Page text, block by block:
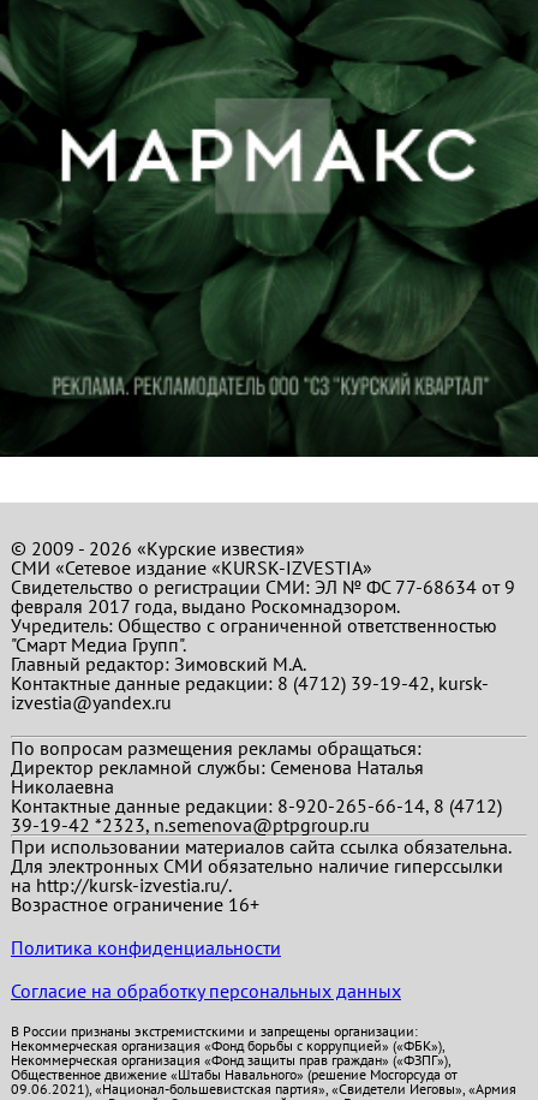
© 2009 - 2026 «Курские известия»
СМИ «Сетевое издание «KURSK-IZVESTIA»
Свидетельство о регистрации СМИ: ЭЛ № ФС 77-68634 от 9
февраля 2017 года, выдано Роскомнадзором.
Учредитель: Общество с ограниченной ответственностью
"Смарт Медиа Групп".
Главный редактор:Зимовский М.А.
Контактные данные редакции: 8 (4712) 39-19-42, kursk-
izvestia@yandex.ru
По вопросам размещения рекламы обращаться:
Директор рекламной службы: Семенова Наталья
Николаевна
Контактные данные редакции: 8-920-265-66-14, 8 (4712)
39-19-42 *2323, n.semenova@ptpgroup.ru
При использовании материалов сайта ссылка обязательна.
Для электронных СМИ обязательно наличие гиперссылки
на http://kursk-izvestia.ru/.
Возрастное ограничение 16+
Политика конфиденциальности
Согласие на обработку персональных данных
В России признаны экстремистскими и запрещены организации:
Некоммерческая организация «Фонд борьбы с коррупцией» («ФБК»),
Некоммерческая организация «Фонд защиты прав граждан» («ФЗПГ»),
Общественное движение «Штабы Навального» (решение Мосгорсуда от
09.06.2021), «Национал-большевистская партия», «Свидетели Иеговы», «Армия